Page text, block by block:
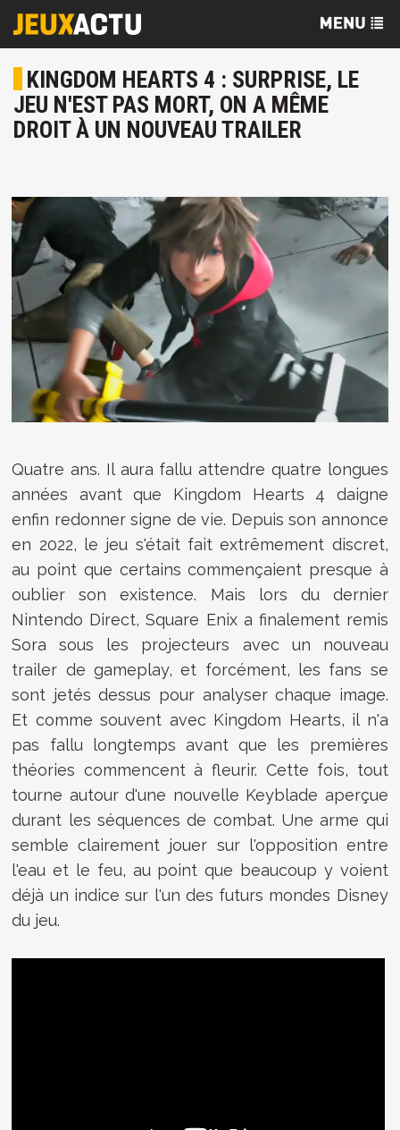
KINGDOM HEARTS 4 : SURPRISE, LE
JEU N'EST PAS MORT, ON A MÊME
DROIT À UN NOUVEAU TRAILER
Quatre ans. Il aura fallu attendre quatre longues
années avant que Kingdom Hearts 4 daigne
enfin redonner signe de vie. Depuis son annonce
en 2022, le jeu s'était fait extrêmement discret,
au point que certains commençaient presque à
oublier son existence. Mais lors du dernier
Nintendo Direct, Square Enix a finalement remis
Sora sous les projecteurs avec un nouveau
trailer de gameplay, et forcément, les fans se
sont jetés dessus pour analyser chaque image.
Et comme souvent avec Kingdom Hearts, il n'a
pas fallu longtemps avant que les premières
théories commencent à fleurir. Cette fois, tout
tourne autour d'une nouvelle Keyblade aperçue
durant les séquences de combat. Une arme qui
semble clairement jouer sur l'opposition entre
l'eau et le feu, au point que beaucoup y voient
déjà un indice sur l'un des futurs mondes Disney
du jeu.